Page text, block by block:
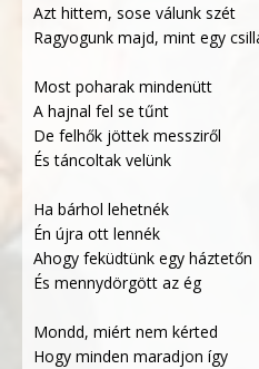
Azt hittem, sose válunk szét
Ragyogunk majd, mint egy
Most poharak mindenütt
A hajnal fel se tűnt
De felhők jöttek messziről
És táncoltak velünk
Ha bárhol lehetnék
Én újra ott lennék
Ahogy feküdtünk egy háztetőn
És mennydörgött az ég
Mondd, miért nem kérted
Hogy minden maradjon így